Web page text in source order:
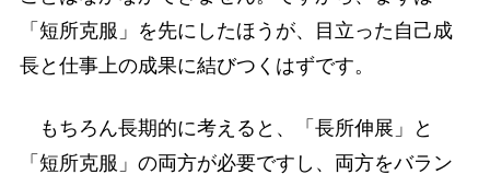
「短所克服」を先にしたほうが、目立った自己成
長と仕事上の成果に結びつくはずです。
もちろん長期的に考えると、「長所伸展」と
「短所克服」の両方が必要ですし、両方をバラン